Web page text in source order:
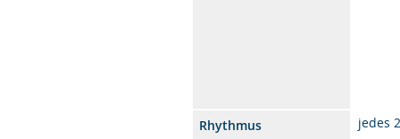
Rhythmus jedes